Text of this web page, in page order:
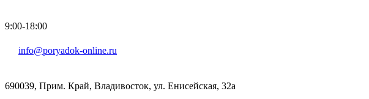
9:00-18:00
info@poryadok-online.ru
690039, Прим. Край, Владивосток, ул. Енисейская, 32а